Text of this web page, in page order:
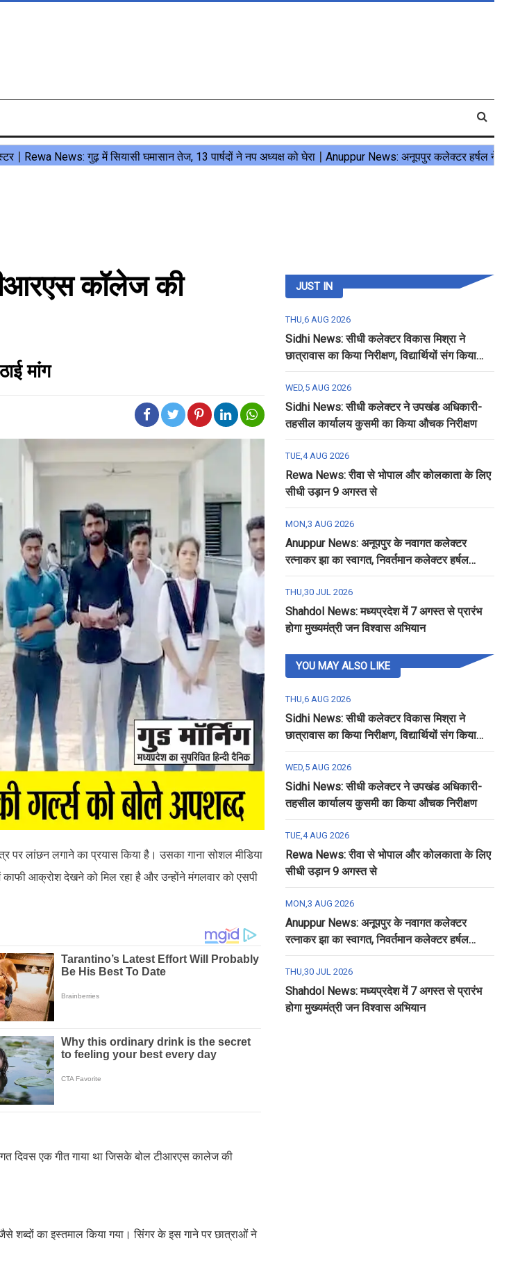
कॉलेज की
मांग
लांछन लगाने का प्रयास किया है। उसका गाना सोशल मीडिया
आक्रोश देखने को मिल रहा है और उन्होंने मंगलवार को एसपी
दिवस एक गीत गाया था जिसके बोल टीआरएस कालेज की
शब्दों का इस्तमाल किया गया। सिंगर के इस गाने पर छात्राओं ने
JUST IN
THU,6 AUG 2026
Sidhi News: सीधी कलेक्टर विकास मिश्रा ने
छात्रावास का किया निरीक्षण, विद्यार्थियों संग किया
रात्रि भोजन
WED,5 AUG 2026
Sidhi News: सीधी कलेक्टर ने उपखंड अधिकारी-
तहसील कार्यालय कुसमी का किया औचक निरीक्षण
TUE,4 AUG 2026
Rewa News: रीवा से भोपाल और कोलकाता के लिए
सीधी उड़ान 9 अगस्त से
MON,3 AUG 2026
Anuppur News: अनूपपुर के नवागत कलेक्टर
रत्नाकर झा का स्वागत, निवर्तमान कलेक्टर हर्षल
पंचोली को दी गई विदाई
THU,30 JUL 2026
Shahdol News: मध्यप्रदेश में 7 अगस्त से प्रारंभ
होगा मुख्यमंत्री जन विश्वास अभियान
YOU MAY ALSO LIKE
THU,6 AUG 2026
Sidhi News: सीधी कलेक्टर विकास मिश्रा ने
छात्रावास का किया निरीक्षण, विद्यार्थियों संग किया
रात्रि भोजन
WED,5 AUG 2026
Sidhi News: सीधी कलेक्टर ने उपखंड अधिकारी-
तहसील कार्यालय कुसमी का किया औचक निरीक्षण
TUE,4 AUG 2026
Rewa News: रीवा से भोपाल और कोलकाता के लिए
सीधी उड़ान 9 अगस्त से
MON,3 AUG 2026
Anuppur News: अनूपपुर के नवागत कलेक्टर
रत्नाकर झा का स्वागत, निवर्तमान कलेक्टर हर्षल
पंचोली को दी गई विदाई
THU,30 JUL 2026
Shahdol News: मध्यप्रदेश में 7 अगस्त से प्रारंभ
होगा मुख्यमंत्री जन विश्वास अभियान